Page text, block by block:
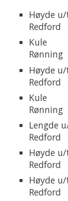
Høyde
Kule
Høyde
Kule
Høyde
Høyde